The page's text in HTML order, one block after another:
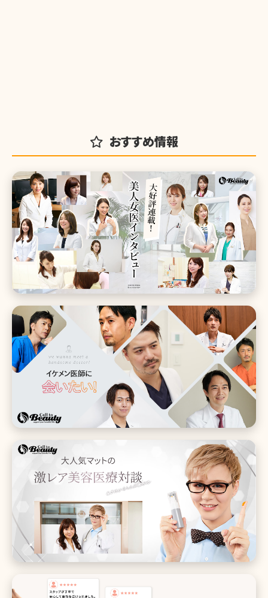
おすすめ情報